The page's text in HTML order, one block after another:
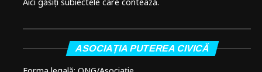
ASOCIAȚIA PUTEREA CIVICĂ